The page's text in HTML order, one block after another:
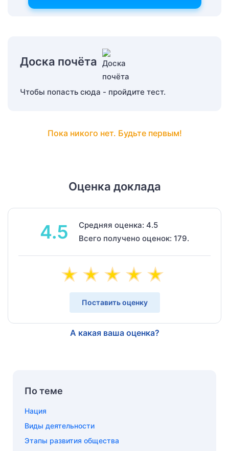
Доска почёта
Чтобы попасть сюда - пройдите тест.
Пока никого нет. Будьте первым!
Оценка доклада
4.5
Средняя оценка: 4.5
Всего получено оценок: 179.
Поставить оценку
А какая ваша оценка?
По теме
Нация
Виды деятельности
Этапы развития общества